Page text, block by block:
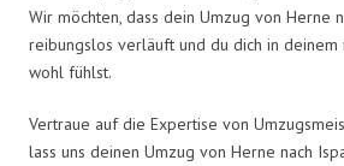
Wir möchten, dass dein Umzug von Herne
reibungslos verläuft und du dich in deinem
wohl fühlst.
Vertraue auf die Expertise von
lass uns deinen Umzug von Herne nach